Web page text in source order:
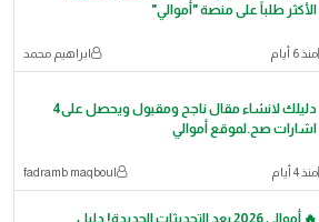
الأكثر طلباً على منصة "أموالي"
منذ 6 أيام ابراهيم محمد
دليلك لانشاء مقال ناجح ومقبول ويحصل على4
اشارات صح.لموقع أموالي
منذ 4 أيام fadramb maqboul
🔥 أموالي 2026 بعد التحديثات الجديدة! دليل